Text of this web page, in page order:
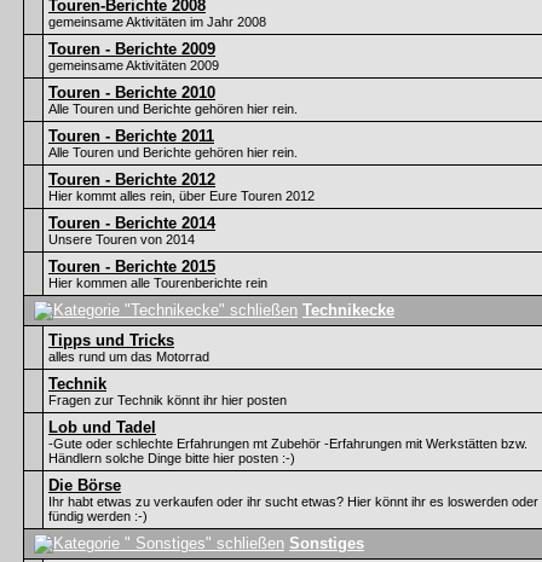
Touren-Berichte 2008
gemeinsame Aktivitäten im Jahr 2008
Touren - Berichte 2009
gemeinsame Aktivitäten 2009
Touren - Berichte 2010
Alle Touren und Berichte gehören hier rein.
Touren - Berichte 2011
Alle Touren und Berichte gehören hier rein.
Touren - Berichte 2012
Hier kommt alles rein, über Eure Touren 2012
Touren - Berichte 2014
Unsere Touren von 2014
Touren - Berichte 2015
Hier kommen alle Tourenberichte rein
Technikecke
Tipps und Tricks
alles rund um das Motorrad
Technik
Fragen zur Technik könnt ihr hier posten
Lob und Tadel
-Gute oder schlechte Erfahrungen mt Zubehör -Erfahrungen mit Werkstätten bzw.
Händlern solche Dinge bitte hier posten :-)
Die Börse
Ihr habt etwas zu verkaufen oder ihr sucht etwas? Hier könnt ihr es loswerden oder
fündig werden :-)
Sonstiges